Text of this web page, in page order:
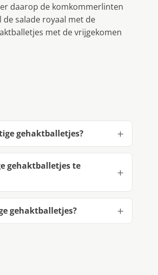
daarop de komkommerlinten
salade royaal met de
met de vrĳgekomen
gehaktballetjes?
gehaktballetjes te
gehaktballetjes?